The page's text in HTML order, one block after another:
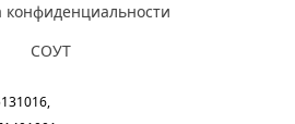
конфиденциальности
СОУТ